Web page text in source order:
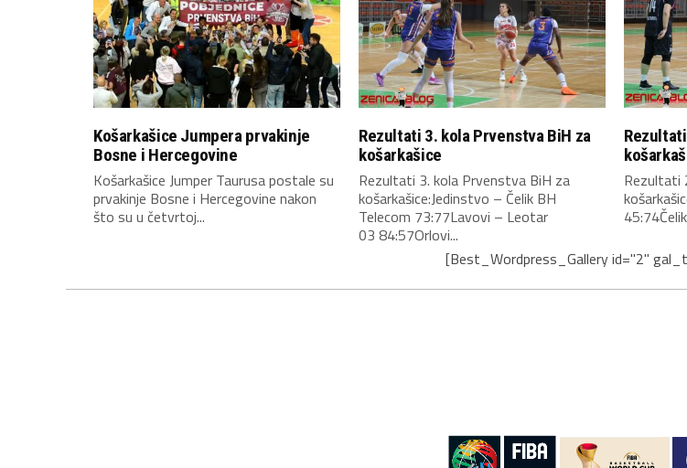
Košarkašice Jumpera prvakinje
Bosne i Hercegovine
Košarkašice Jumper Taurusa postale su
prvakinje Bosne i Hercegovine nakon
što su u četvrtoj...
Rezultati 3. kola Prvenstva BiH za
košarkašice
Rezultati 3. kola Prvenstva BiH za
košarkašice:Jedinstvo – Čelik BH
Telecom 73:77Lavovi – Leotar
03 84:57Orlovi...
Rezultati
[Best_Wordpress_Gallery id="2"